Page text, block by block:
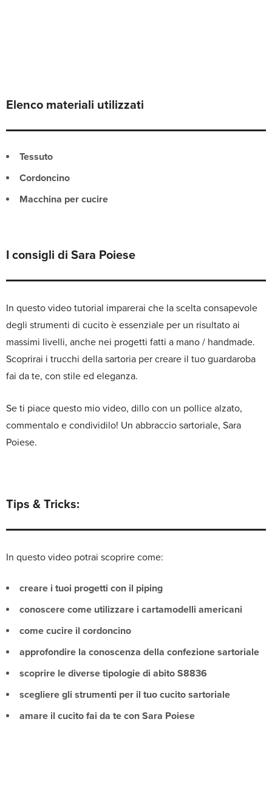
Elenco materiali utilizzati
Tessuto
Cordoncino
Macchina per cucire
I consigli di Sara Poiese
In questo video tutorial imparerai che la scelta consapevole
degli strumenti di cucito è essenziale per un risultato ai
massimi livelli, anche nei progetti fatti a mano / handmade.
Scoprirai i trucchi della sartoria per creare il tuo guardaroba
fai da te, con stile ed eleganza.
Se ti piace questo mio video, dillo con un pollice alzato,
commentalo e condividilo! Un abbraccio sartoriale, Sara
Poiese.
Tips & Tricks:
In questo video potrai scoprire come:
creare i tuoi progetti con il piping
conoscere come utilizzare i cartamodelli americani
come cucire il cordoncino
approfondire la conoscenza della confezione sartoriale
scoprire le diverse tipologie di abito S8836
scegliere gli strumenti per il tuo cucito sartoriale
amare il cucito fai da te con Sara Poiese